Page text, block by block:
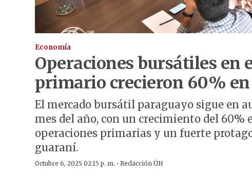
Economía
Operaciones bursátiles en
primario crecieron 60%
El mercado bursátil paraguayo sigue en
mes del año, con un crecimiento del 60%
operaciones primarias y un fuerte
guaraní.
Octubre 6, 2025 02:15 p. m. · Redacción ÚH